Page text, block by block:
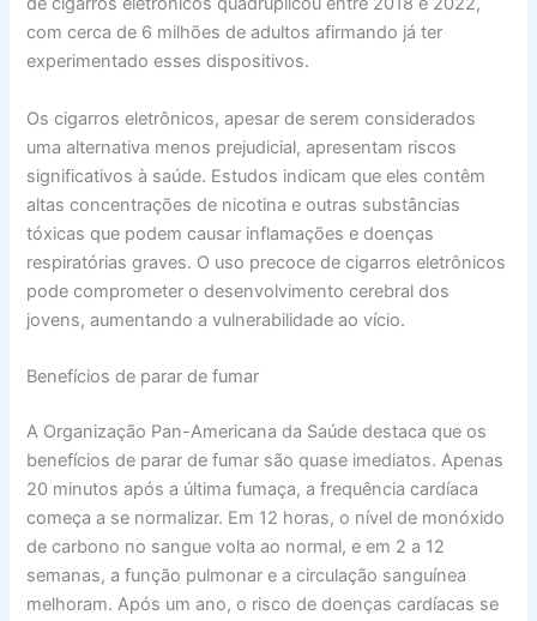
com cerca de 6 milhões de adultos afirmando já ter
experimentado esses dispositivos.
Os cigarros eletrônicos, apesar de serem considerados
uma alternativa menos prejudicial, apresentam riscos
significativos à saúde. Estudos indicam que eles contêm
altas concentrações de nicotina e outras substâncias
tóxicas que podem causar inflamações e doenças
respiratórias graves. O uso precoce de cigarros eletrônicos
pode comprometer o desenvolvimento cerebral dos
jovens, aumentando a vulnerabilidade ao vício.
Benefícios de parar de fumar
A Organização Pan-Americana da Saúde destaca que os
benefícios de parar de fumar são quase imediatos. Apenas
20 minutos após a última fumaça, a frequência cardíaca
começa a se normalizar. Em 12 horas, o nível de monóxido
de carbono no sangue volta ao normal, e em 2 a 12
semanas, a função pulmonar e a circulação sanguínea
melhoram. Após um ano, o risco de doenças cardíacas se